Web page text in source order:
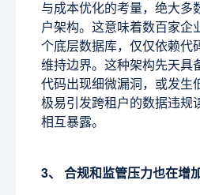
与成本优化的考量，绝大多
户架构。这意味着数百家企
个底层数据库，仅仅依赖代
维持边界。这种架构先天具
代码出现细微漏洞，或发生
极易引发跨租户的数据违规
相互暴露。
3、 合规和监管压力也在增